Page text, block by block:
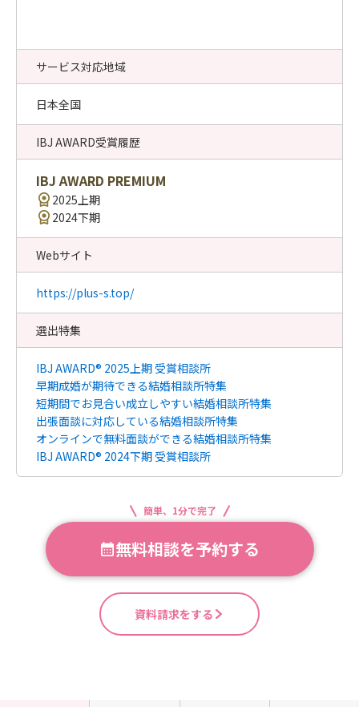
サービス対応地域
日本全国
IBJ AWARD受賞履歴
IBJ AWARD PREMIUM
2025上期
2024下期
Webサイト
https://plus-s.top/
選出特集
IBJ AWARD® 2025上期 受賞相談所
早期成婚が期待できる結婚相談所特集
短期間でお見合い成立しやすい結婚相談所特集
出張面談に対応している結婚相談所特集
オンラインで無料面談ができる結婚相談所特集
IBJ AWARD® 2024下期 受賞相談所
簡単、1分で完了
無料相談を予約する
資料請求をする